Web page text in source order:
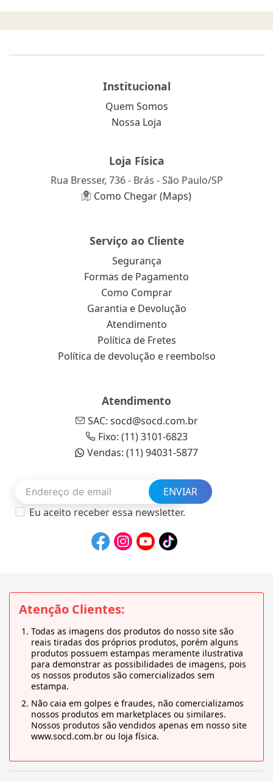
Institucional
Quem Somos
Nossa Loja
Loja Física
Rua Bresser, 736 - Brás - São Paulo/SP
Como Chegar (Maps)
Serviço ao Cliente
Segurança
Formas de Pagamento
Como Comprar
Garantia e Devolução
Atendimento
Política de Fretes
Política de devolução e reembolso
Atendimento
SAC: socd@socd.com.br
Fixo: (11) 3101-6823
Vendas: (11) 94031-5877
ENVIAR
Eu aceito receber essa newsletter.
Atenção Clientes:
Todas as imagens dos produtos do nosso site são
reais tiradas dos próprios produtos, porém alguns
produtos possuem estampas meramente ilustrativa
para demonstrar as possibilidades de imagens, pois
os nossos produtos são comercializados sem
estampa.
Não caia em golpes e fraudes, não comercializamos
nossos produtos em marketplaces ou similares.
Nossos produtos são vendidos apenas em nosso site
www.socd.com.br ou loja física.